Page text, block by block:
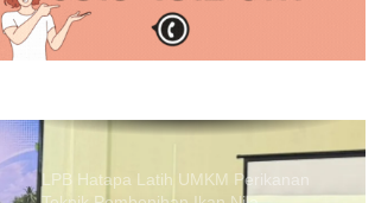
Presiden Prabowo Tekan Potongan
Ojol di Bawah 10%, “Lo yang
LPB Hatapa Latih UMKM Perikanan
Teknik Pembenihan Ikan Nila